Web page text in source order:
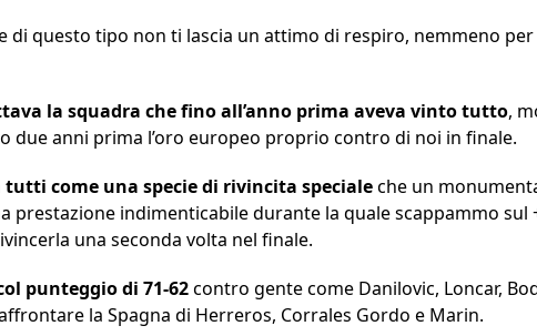
di questo tipo non ti lascia un attimo di respiro, nemmeno
la squadra che fino all’anno prima aveva vinto tutto,
due anni prima l’oro europeo proprio contro di noi in finale.
tutti come una specie di rivincita specialeche un
prestazione indimenticabile durante la quale scappammo
una seconda volta nel finale.
punteggio di 71-62contro gente come Danilovic, Loncar,
la Spagna di Herreros, Corrales Gordo e Marin.